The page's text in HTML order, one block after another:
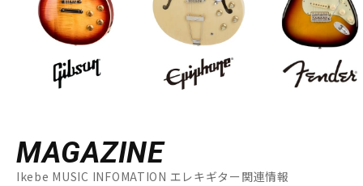
MAGAZINE
Ikebe MUSIC INFOMATION エレキギター関連情報